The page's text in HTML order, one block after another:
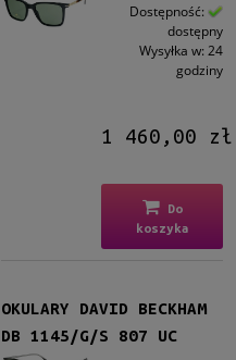
Dostępność:
dostępny
Wysyłka w: 24
godziny
1 460,00 zł
Do
koszyka
OKULARY DAVID BECKHAM
DB 1145/G/S 807 UC